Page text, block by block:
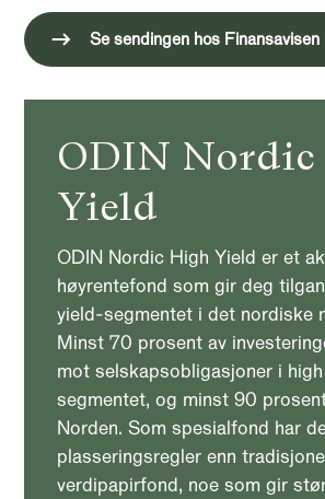
Se sendingen hos Finansavisen
ODIN Nordic
Yield
ODIN Nordic High Yield er et
høyrentefond som gir deg
yield-segmentet i det nordiske
Minst 70 prosent av
mot selskapsobligasjoner i
segmentet, og minst 90
Norden. Som spesialfond har
plasseringsregler enn
verdipapirfond, noe som gir